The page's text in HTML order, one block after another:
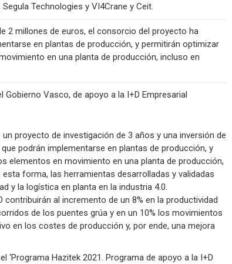
Technologies y VI4Crane y Ceit.
2 millones de euros, el consorcio del proyecto ha
en plantas de producción, y permitirán optimizar
en una planta de producción, incluso en
Vasco, de apoyo a la I+D Empresarial
proyecto de investigación de 3 años y una inversión de
podrán implementarse en plantas de producción, y
elementos en movimiento en una planta de producción,
forma, las herramientas desarrolladas y validadas
y la logística en planta en la industria 4.0.
al incremento de un 8% en la productividad
de los puentes grúa y en un 10% los movimientos
en los costes de producción y, por ende, una mejora
Hazitek 2021. Programa de apoyo a la I+D